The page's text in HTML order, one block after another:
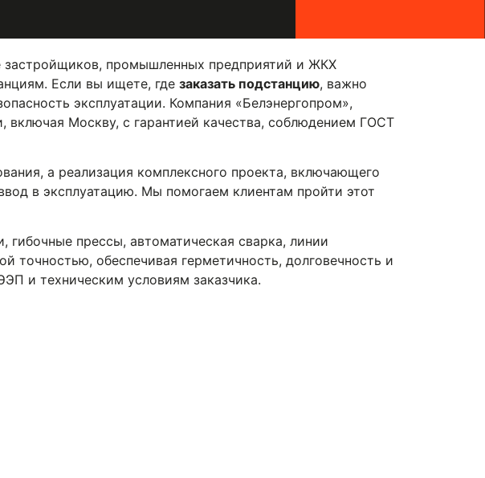
застройщиков, промышленных предприятий и ЖКХ
Если вы ищете, где заказать подстанцию, важно
эксплуатации. Компания «Белэнергопром»,
Москву, с гарантией качества, соблюдением ГОСТ
а реализация комплексного проекта, включающего
в эксплуатацию. Мы помогаем клиентам пройти этот
прессы, автоматическая сварка, линии
точностью, обеспечивая герметичность, долговечность и
и техническим условиям заказчика.